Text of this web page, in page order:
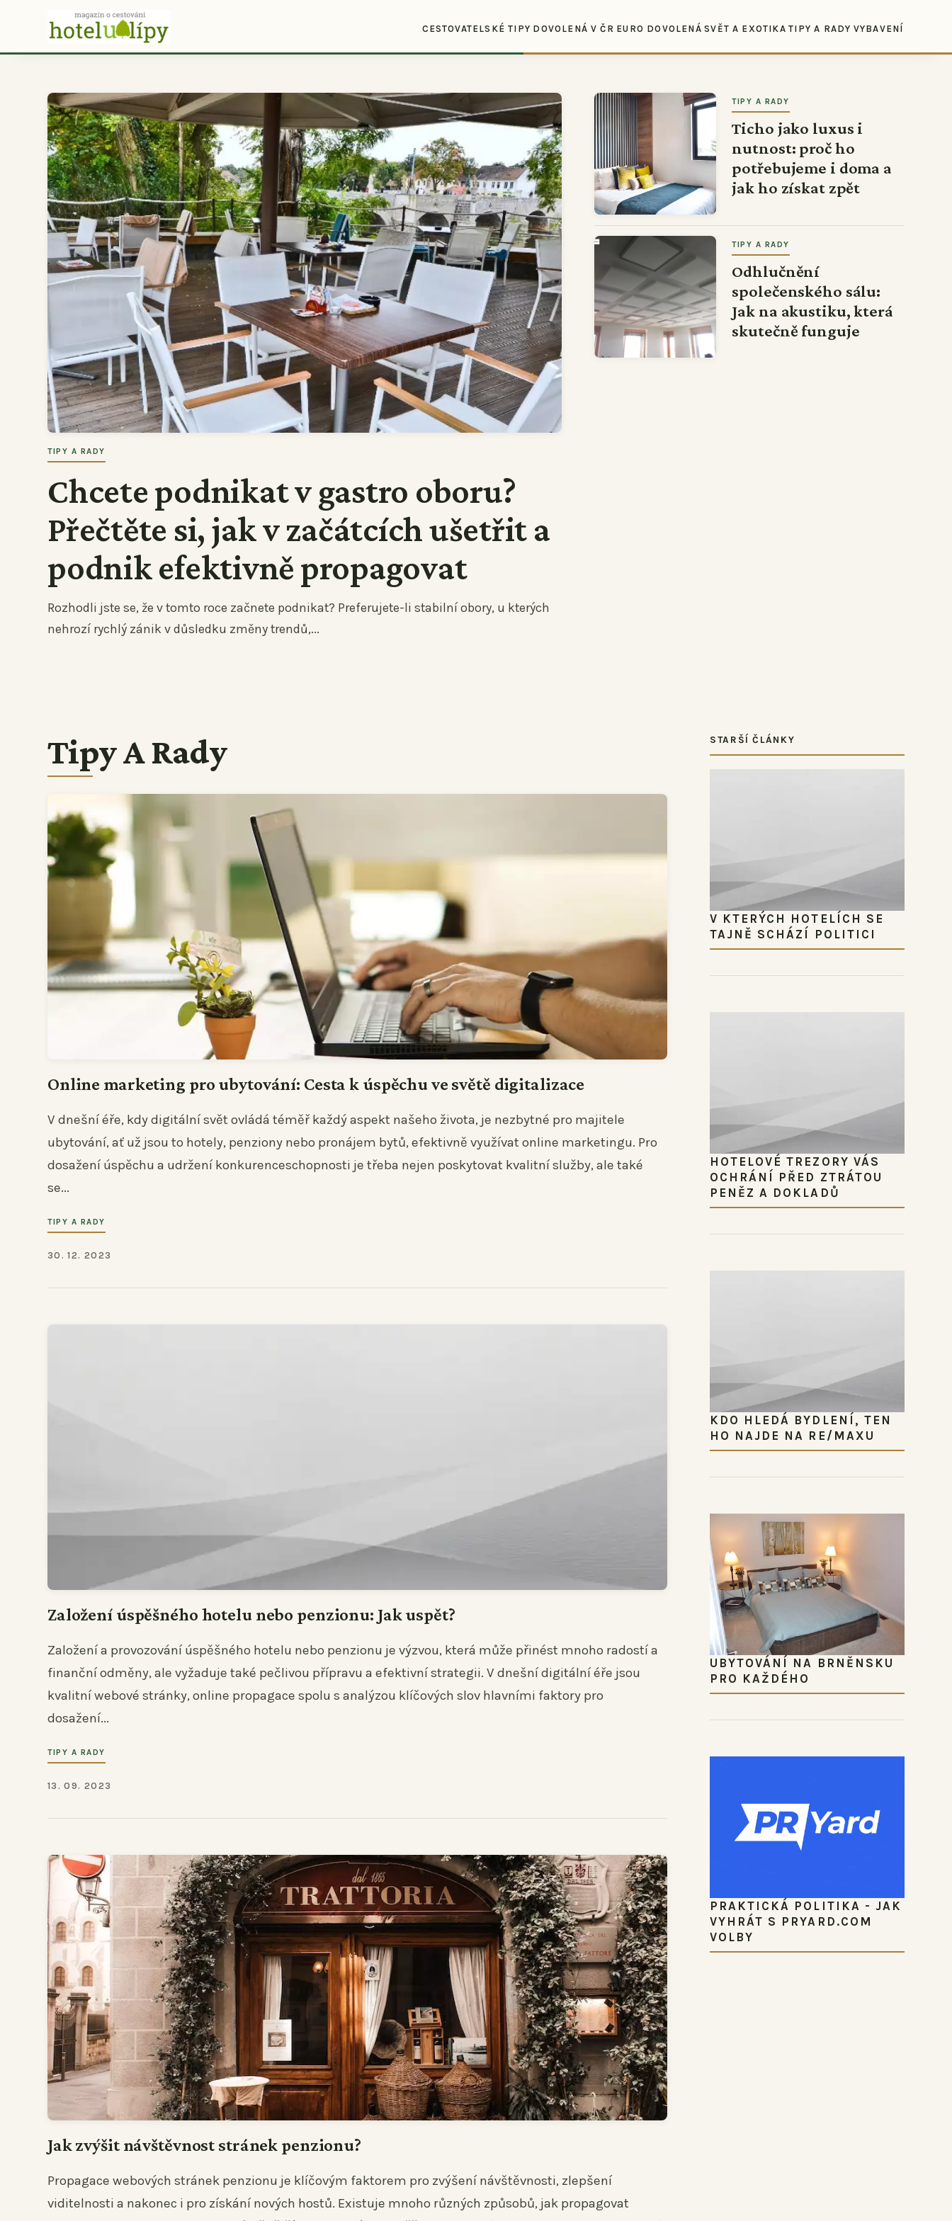
CESTOVATELSKÉ TIPY DOVOLENÁ V ČR EURO DOVOLENÁ SVĚT A EXOTIKA TIPY A RADY VYBAVENÍ
Chcete podnikat v gastro oboru?
Přečtěte si, jak v začátcích ušetřit a
podnik efektivně propagovat
Rozhodli jste se, že v tomto roce začnete podnikat? Preferujete-li stabilní obory, u kterých
nehrozí rychlý zánik v důsledku změny trendů,...
TIPY A RADY
Ticho jako luxus i
nutnost: proč ho
potřebujeme i doma a
jak ho získat zpět
TIPY A RADY
Odhlučnění
společenského sálu:
Jak na akustiku, která
skutečně funguje
TIPY A RADY
Tipy A Rady
Online marketing pro ubytování: Cesta k úspěchu ve světě digitalizace
V dnešní éře, kdy digitální svět ovládá téměř každý aspekt našeho života, je nezbytné pro majitele
ubytování, ať už jsou to hotely, penziony nebo pronájem bytů, efektivně využívat online marketingu. Pro
dosažení úspěchu a udržení konkurenceschopnosti je třeba nejen poskytovat kvalitní služby, ale také
se...
TIPY A RADY
30. 12. 2023
Založení úspěšného hotelu nebo penzionu: Jak uspět?
Založení a provozování úspěšného hotelu nebo penzionu je výzvou, která může přinést mnoho radostí a
finanční odměny, ale vyžaduje také pečlivou přípravu a efektivní strategii. V dnešní digitální éře jsou
kvalitní webové stránky, online propagace spolu s analýzou klíčových slov hlavními faktory pro
dosažení...
TIPY A RADY
13. 09. 2023
Jak zvýšit návštěvnost stránek penzionu?
Propagace webových stránek penzionu je klíčovým faktorem pro zvýšení návštěvnosti, zlepšení
viditelnosti a nakonec i pro získání nových hostů. Existuje mnoho různých způsobů, jak propagovat
STARŠÍ ČLÁNKY
V KTERÝCH HOTELÍCH SE
TAJNĚ SCHÁZÍ POLITICI
HOTELOVÉ TREZORY VÁS
OCHRÁNÍ PŘED ZTRÁTOU
PENĚZ A DOKLADŮ
KDO HLEDÁ BYDLENÍ, TEN
HO NAJDE NA RE/MAXU
UBYTOVÁNÍ NA BRNĚNSKU
PRO KAŽDÉHO
PRAKTICKÁ POLITIKA - JAK
VYHRÁT S PRYARD.COM
VOLBY